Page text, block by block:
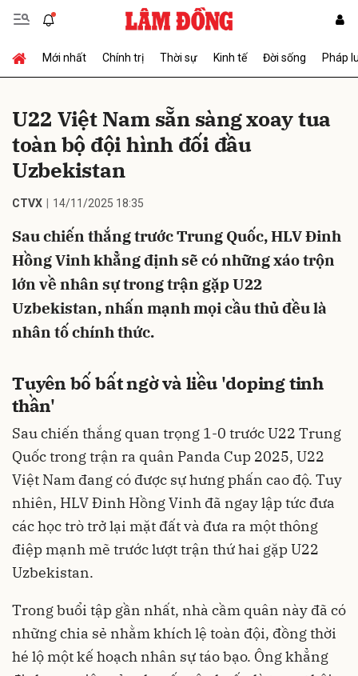
Mới nhất Chính trị Thời sự Kinh tế Đời sống Pháp
U22 Việt Nam sẵn sàng xoay tua
toàn bộ đội hình đối đầu
Uzbekistan
CTVX 14/11/2025 18:35
Sau chiến thắng trước Trung Quốc, HLV Đinh
Hồng Vinh khẳng định sẽ có những xáo trộn
lớn về nhân sự trong trận gặp U22
Uzbekistan, nhấn mạnh mọi cầu thủ đều là
nhân tố chính thức.
Tuyên bố bất ngờ và liều 'doping tinh
thần'
Sau chiến thắng quan trọng 1-0 trước U22 Trung
Quốc trong trận ra quân Panda Cup 2025, U22
Việt Nam đang có được sự hưng phấn cao độ. Tuy
nhiên, HLV Đinh Hồng Vinh đã ngay lập tức đưa
các học trò trở lại mặt đất và đưa ra một thông
điệp mạnh mẽ trước lượt trận thứ hai gặp U22
Uzbekistan.
Trong buổi tập gần nhất, nhà cầm quân này đã có
những chia sẻ nhằm khích lệ toàn đội, đồng thời
hé lộ một kế hoạch nhân sự táo bạo. Ông khẳng
Gửi bình luận
Hủy Gửi